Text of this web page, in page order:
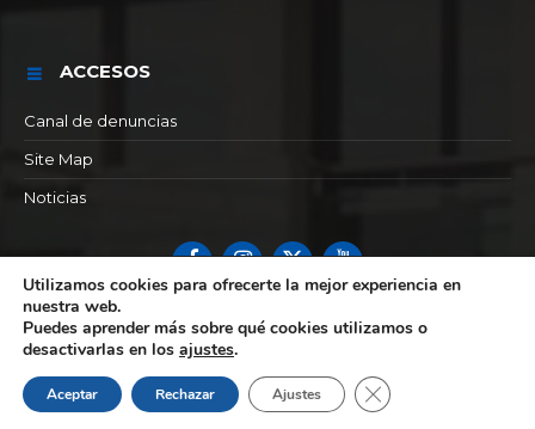
ACCESOS
Canal de denuncias
Site Map
Noticias
FacebookInstagram
X YouTube
Utilizamos cookies para ofrecerte la mejor experiencia en
nuestra web.
Puedes aprender más sobre qué cookies utilizamos o
desactivarlas en los ajustes.
Aceptar Rechazar Ajustes Cerrar el banner de